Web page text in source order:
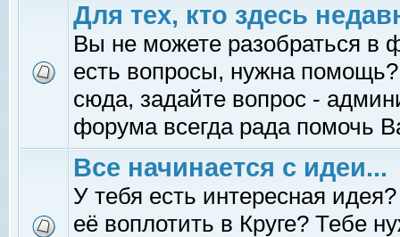
Для тех, кто здесь
Вы не можете разобраться в
есть вопросы, нужна помощь?
сюда, задайте вопрос -
форума всегда рада помочь
Все начинается с идеи...
У тебя есть интересная
её воплотить в Круге? Тебе